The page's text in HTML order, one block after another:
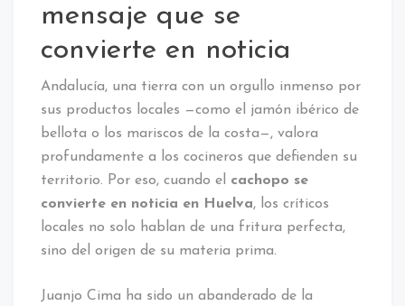
mensaje que se
convierte en noticia
Andalucía, una tierra con un orgullo inmenso por
sus productos locales —como el jamón ibérico de
bellota o los mariscos de la costa—, valora
profundamente a los cocineros que defienden su
territorio. Por eso, cuando el cachopo se
convierte en noticia en Huelva, los críticos
locales no solo hablan de una fritura perfecta,
sino del origen de su materia prima.
Juanjo Cima ha sido un abanderado de la